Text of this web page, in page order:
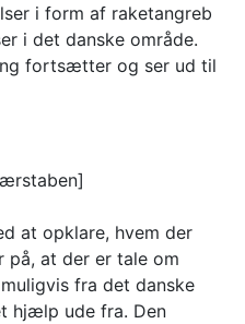
i form af raketangreb
i det danske område.
fortsætter og ser ud til
at opklare, hvem der
på, at der er tale om
fra det danske
hjælp ude fra. Den